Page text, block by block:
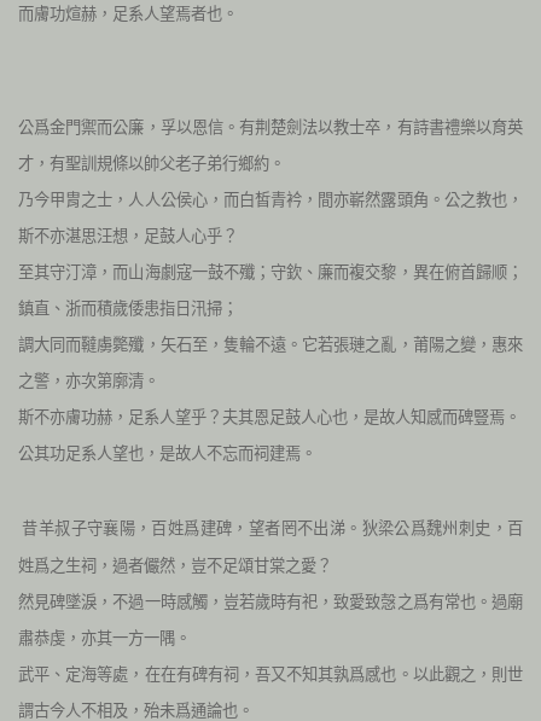
而膚功煊赫，足系人望焉者也。
公爲金門禦而公廉，孚以恩信。有荆楚劍法以教士卒，有詩書禮樂以育英
才，有聖訓規條以帥父老子弟行鄉約。
乃今甲胄之士，人人公侯心，而白皙青衿，間亦嶄然露頭角。公之教也，
斯不亦湛思汪想，足鼓人心乎？
至其守汀漳，而山海劇寇一鼓不殲；守欽、廉而複交黎，異在俯首歸顺；
鎮直、浙而積歲倭患指日汛掃；
調大同而韃虜斃殲，矢石至，隻輪不遠。它若張璉之亂，莆陽之變，惠來
之警，亦次第廓清。
斯不亦膚功赫，足系人望乎？夫其恩足鼓人心也，是故人知感而碑豎焉。
公其功足系人望也，是故人不忘而祠建焉。
昔羊叔子守襄陽，百姓爲建碑，望者罔不出涕。狄梁公爲魏州刺史，百
姓爲之生祠，過者儼然，豈不足頌甘棠之愛？
然見碑墜淚，不過一時感觸，豈若歲時有祀，致愛致愨之爲有常也。過廟
肅恭虔，亦其一方一隅。
武平、定海等處，在在有碑有祠，吾又不知其孰爲感也。以此觀之，則世
謂古今人不相及，殆未爲通論也。